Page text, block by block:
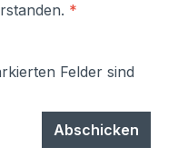
*
Felder sind
Abschicken